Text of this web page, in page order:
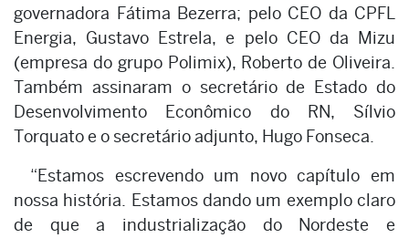
governadora Fátima Bezerra; pelo CEO da CPFL
Energia, Gustavo Estrela, e pelo CEO da Mizu
(empresa do grupo Polimix), Roberto de Oliveira.
Também assinaram o secretário de Estado do
Desenvolvimento Econômico do RN, Sílvio
Torquato e o secretário adjunto, Hugo Fonseca.
“Estamos escrevendo um novo capítulo em
nossa história. Estamos dando um exemplo claro
de que a industrialização do Nordeste e